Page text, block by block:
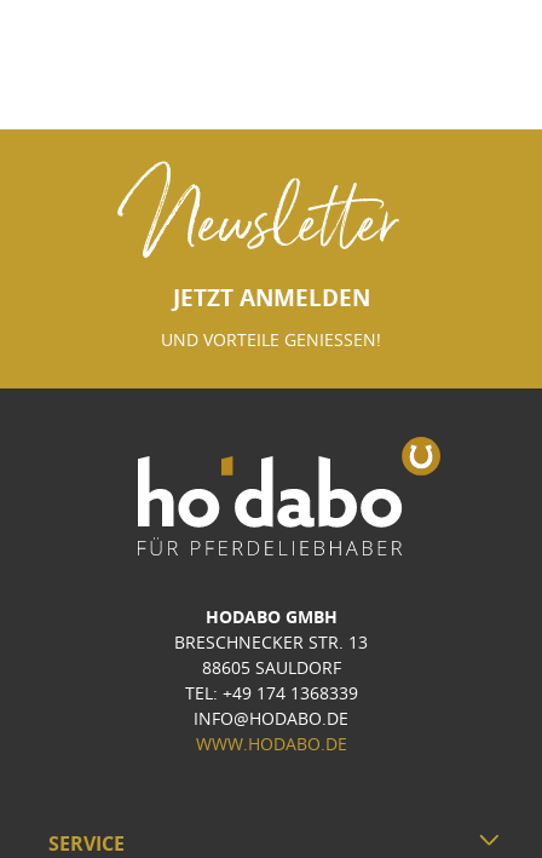
Newsletter
JETZT ANMELDEN
UND VORTEILE GENIESSEN!
HODABO GMBH
BRESCHNECKER STR. 13
88605 SAULDORF
TEL: +49 174 1368339
INFO@HODABO.DE
WWW.HODABO.DE
SERVICE